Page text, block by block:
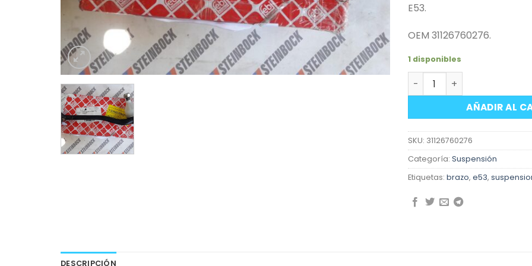
E53.
OEM 31126760276.
1 disponibles
Brazo suspensión
AÑADIR AL
SKU: 31126760276
Categoría: Suspensión
Etiquetas: brazo, e53,
DESCRIPCIÓN